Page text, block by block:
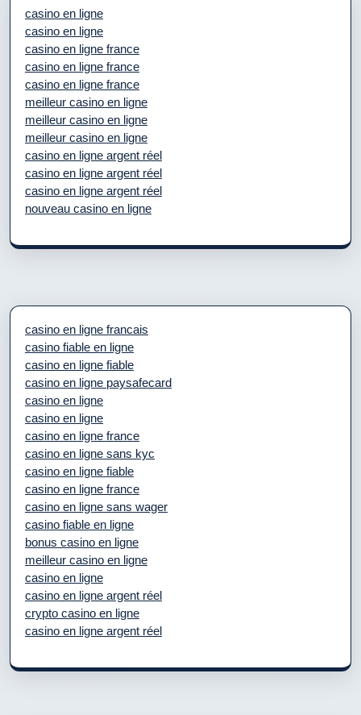
casino en ligne
casino en ligne
casino en ligne france
casino en ligne france
casino en ligne france
meilleur casino en ligne
meilleur casino en ligne
meilleur casino en ligne
casino en ligne argent réel
casino en ligne argent réel
casino en ligne argent réel
nouveau casino en ligne
casino en ligne francais
casino fiable en ligne
casino en ligne fiable
casino en ligne paysafecard
casino en ligne
casino en ligne
casino en ligne france
casino en ligne sans kyc
casino en ligne fiable
casino en ligne france
casino en ligne sans wager
casino fiable en ligne
bonus casino en ligne
meilleur casino en ligne
casino en ligne
casino en ligne argent réel
crypto casino en ligne
casino en ligne argent réel